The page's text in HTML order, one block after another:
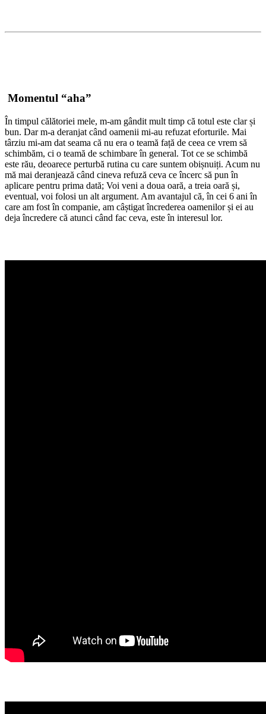
Momentul “aha”
În timpul călătoriei mele, m-am gândit mult timp că totul este clar și
bun. Dar m-a deranjat când oamenii mi-au refuzat eforturile. Mai
târziu mi-am dat seama că nu era o teamă față de ceea ce vrem să
schimbăm, ci o teamă de schimbare în general. Tot ce se schimbă
este rău, deoarece perturbă rutina cu care suntem obișnuiți. Acum nu
mă mai deranjează când cineva refuză ceva ce încerc să pun în
aplicare pentru prima dată; Voi veni a doua oară, a treia oară și,
eventual, voi folosi un alt argument. Am avantajul că, în cei 6 ani în
care am fost în companie, am câștigat încrederea oamenilor și ei au
deja încredere că atunci când fac ceva, este în interesul lor.